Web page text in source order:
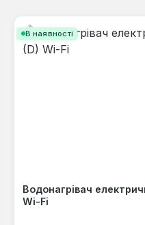
В наявності
Водонагрівач
Wi-Fi